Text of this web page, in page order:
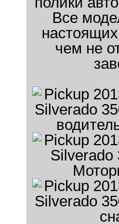
Все
чем не